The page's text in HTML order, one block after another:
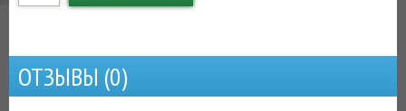
ОТЗЫВЫ (0)